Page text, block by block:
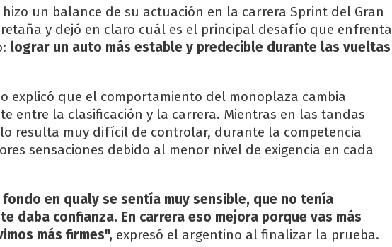
hizo un balance de su actuación en la carrera Sprint del Gran
y dejó en claro cuál es el principal desafío que enfrenta
lograr un auto más estable y predecible durante las vueltas
explicó que el comportamiento del monoplaza cambia
entre la clasificación y la carrera. Mientras en las tandas
resulta muy difícil de controlar, durante la competencia
sensaciones debido al menor nivel de exigencia en cada
en qualy se sentía muy sensible, que no tenía
daba confianza. En carrera eso mejora porque vas más
más firmes", expresó el argentino al finalizar la prueba.